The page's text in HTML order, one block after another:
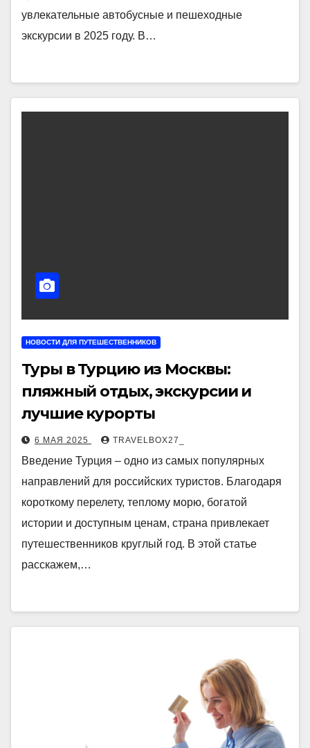
увлекательные автобусные и пешеходные
экскурсии в 2025 году. В…
НОВОСТИ ДЛЯ ПУТЕШЕСТВЕННИКОВ
Туры в Турцию из Москвы:
пляжный отдых, экскурсии и
лучшие курорты
6 МАЯ 2025 TRAVELBOX27_
Введение Турция – одно из самых популярных
направлений для российских туристов. Благодаря
короткому перелету, теплому морю, богатой
истории и доступным ценам, страна привлекает
путешественников круглый год. В этой статье
расскажем,…